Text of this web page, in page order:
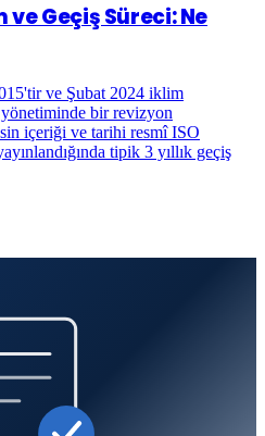
ve Geçiş Süreci: Ne
ve Şubat 2024 iklim
bir revizyon
içeriği ve tarihi resmî ISO
tipik 3 yıllık geçiş